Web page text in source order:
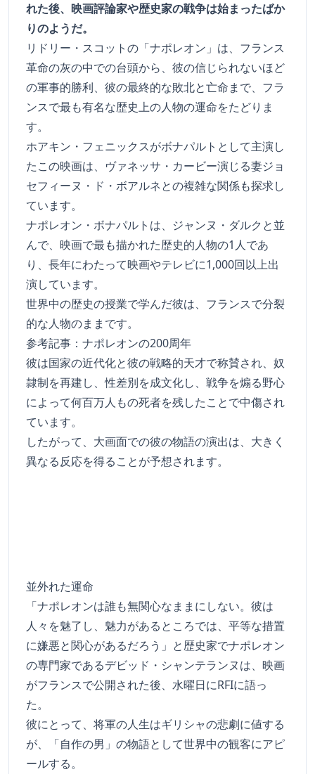
れた後、映画評論家や歴史家の戦争は始まったばか
りのようだ。
リドリー・スコットの「ナポレオン」は、フランス
革命の灰の中での台頭から、彼の信じられないほど
の軍事的勝利、彼の最終的な敗北と亡命まで、フラ
ンスで最も有名な歴史上の人物の運命をたどりま
す。
ホアキン・フェニックスがボナパルトとして主演し
たこの映画は、ヴァネッサ・カービー演じる妻ジョ
セフィーヌ・ド・ボアルネとの複雑な関係も探求し
ています。
ナポレオン・ボナパルトは、ジャンヌ・ダルクと並
んで、映画で最も描かれた歴史的人物の1人であ
り、長年にわたって映画やテレビに1,000回以上出
演しています。
世界中の歴史の授業で学んだ彼は、フランスで分裂
的な人物のままです。
参考記事： ナポレオンの200周年
彼は国家の近代化と彼の戦略的天才で称賛され、奴
隷制を再建し、性差別を成文化し、戦争を煽る野心
によって何百万人もの死者を残したことで中傷され
ています。
したがって、大画面での彼の物語の演出は、大きく
異なる反応を得ることが予想されます。
並外れた運命
「ナポレオンは誰も無関心なままにしない。彼は
人々を魅了し、魅力があるところでは、平等な措置
に嫌悪と関心があるだろう」と歴史家でナポレオン
の専門家であるデビッド・シャンテランヌは、映画
がフランスで公開された後、水曜日にRFIに語っ
た。
彼にとって、将軍の人生はギリシャの悲劇に値する
が、「自作の男」の物語として世界中の観客にアピ
ールする。